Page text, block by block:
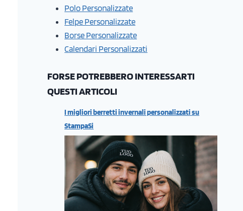
Polo Personalizzate
Felpe Personalizzate
Borse Personalizzate
Calendari Personalizzati
FORSE POTREBBERO INTERESSARTI
QUESTI ARTICOLI
I migliori berretti invernali personalizzati su
StampaSi